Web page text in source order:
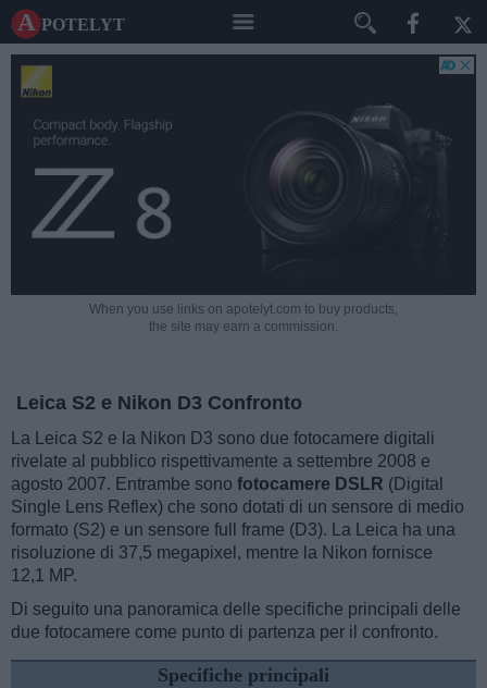
A potelyt
When you use links on apotelyt.com to buy products,
the site may earn a commission.
Leica S2 e Nikon D3 Confronto
La Leica S2 e la Nikon D3 sono due fotocamere digitali
rivelate al pubblico rispettivamente a settembre 2008 e
agosto 2007. Entrambe sono fotocamere DSLR (Digital
Single Lens Reflex) che sono dotati di un sensore di medio
formato (S2) e un sensore full frame (D3). La Leica ha una
risoluzione di 37,5 megapixel, mentre la Nikon fornisce
12,1 MP.
Di seguito una panoramica delle specifiche principali delle
due fotocamere come punto di partenza per il confronto.
Specifiche principali